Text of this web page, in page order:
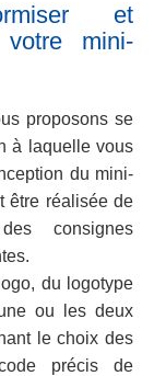
et
votre mini-
proposons se
à laquelle vous
du mini-
être réalisée de
consignes
du logotype
ou les deux
le choix des
précis de